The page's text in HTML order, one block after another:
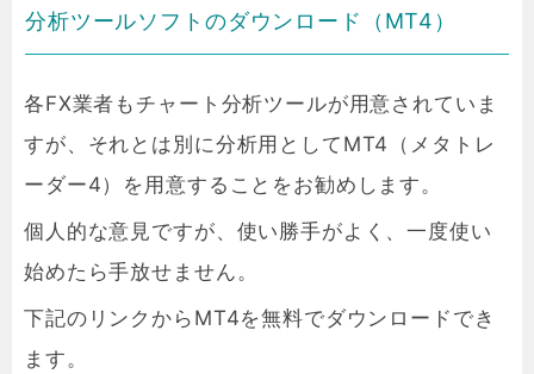
分析ツールソフトのダウンロード（MT4）
各FX業者もチャート分析ツールが用意されていま
すが、それとは 別に分析用としてMT4（メタトレ
ーダー4）を用意することをお勧めします。
個人的な意見ですが、使い勝手がよく、一度使い
始めたら手放せません。
下記のリンクからMT4を無料でダウンロードでき
ます。